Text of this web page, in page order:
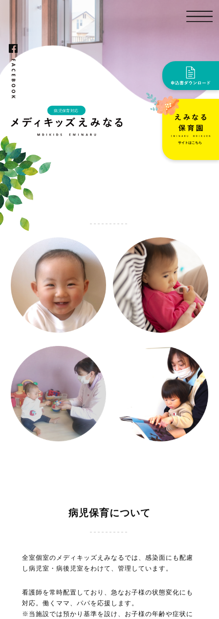
病児保育について
全室個室のメディキッズえみなるでは、感染面にも配慮
し病児室・病後児室をわけて、管理しています。
看護師を常時配置しており、急なお子様の状態変化にも
対応。働くママ、パパを応援します。
※当施設では預かり基準を設け、お子様の年齢や症状に